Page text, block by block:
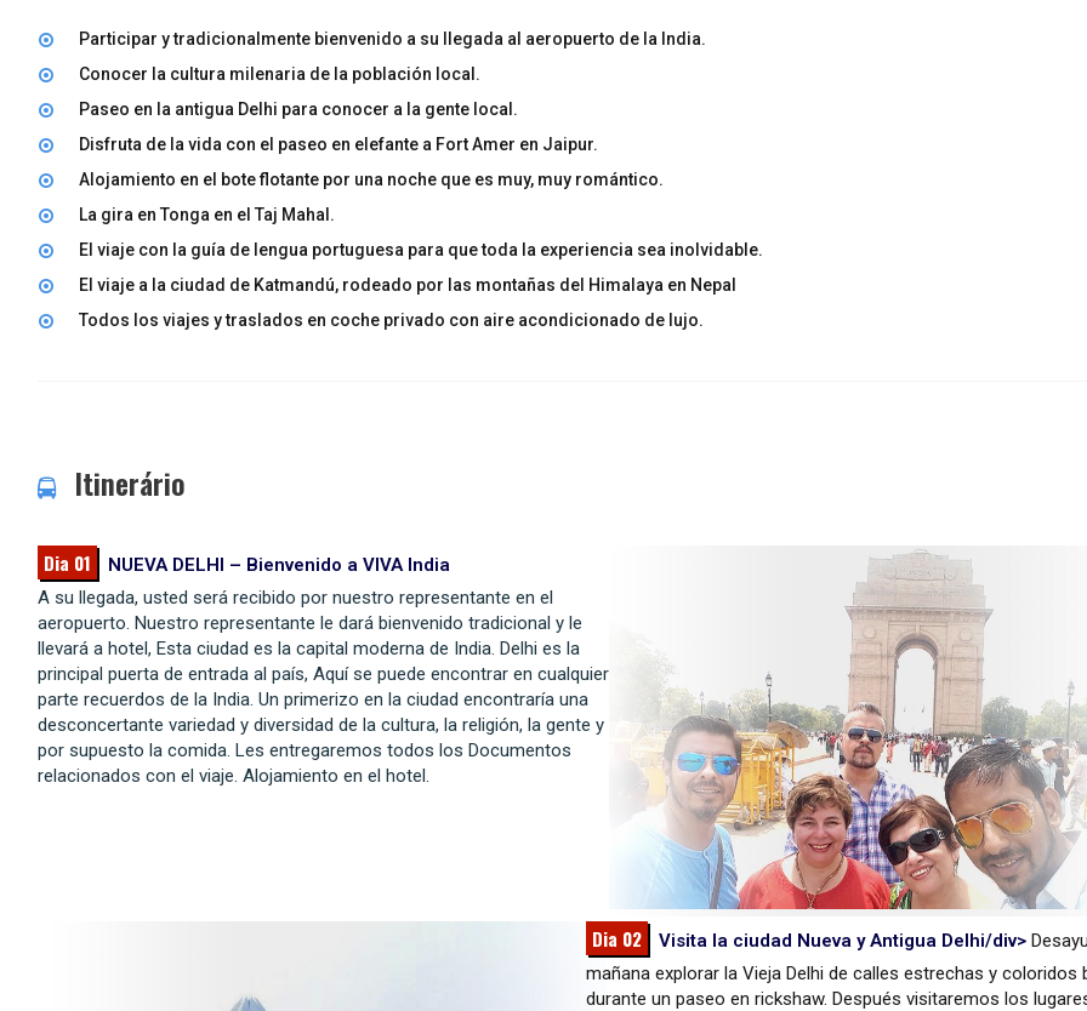
Participar y tradicionalmente bienvenido a su llegada al aeropuerto de la India.
Conocer la cultura milenaria de la población local.
Paseo en la antigua Delhi para conocer a la gente local.
Disfruta de la vida con el paseo en elefante a Fort Amer en Jaipur.
Alojamiento en el bote flotante por una noche que es muy, muy romántico.
La gira en Tonga en el Taj Mahal.
El viaje con la guía de lengua portuguesa para que toda la experiencia sea inolvidable.
El viaje a la ciudad de Katmandú, rodeado por las montañas del Himalaya en Nepal
Todos los viajes y traslados en coche privado con aire acondicionado de lujo.
Itinerário
Dia 01
NUEVA DELHI – Bienvenido a VIVA India
A su llegada, usted será recibido por nuestro representante en el
aeropuerto. Nuestro representante le dará bienvenido tradicional y le
llevará a hotel, Esta ciudad es la capital moderna de India. Delhi es la
principal puerta de entrada al país, Aquí se puede encontrar en cualquier
parte recuerdos de la India. Un primerizo en la ciudad encontraría una
desconcertante variedad y diversidad de la cultura, la religión, la gente y
por supuesto la comida. Les entregaremos todos los Documentos
relacionados con el viaje. Alojamiento en el hotel.
Dia 02 Visita la ciudad Nueva y Antigua Delhi/div>
mañana explorar la Vieja Delhi de calles estrechas y coloridos
durante un paseo en rickshaw. Después visitaremos los